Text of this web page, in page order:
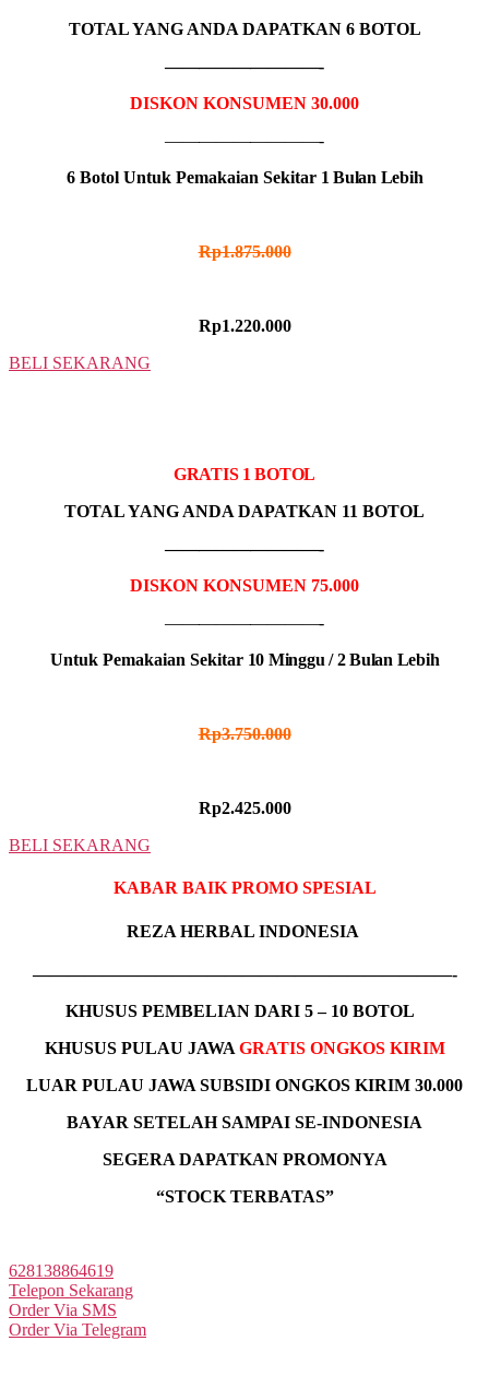
TOTAL YANG ANDA DAPATKAN 6 BOTOL
—————————-
DISKON KONSUMEN 30.000
—————————-
6 Botol Untuk Pemakaian Sekitar 1 Bulan Lebih
Rp1.875.000
Rp1.220.000
BELI SEKARANG
GRATIS 1 BOTOL
TOTAL YANG ANDA DAPATKAN 11 BOTOL
—————————-
DISKON KONSUMEN 75.000
—————————-
Untuk Pemakaian Sekitar 10 Minggu / 2 Bulan Lebih
Rp3.750.000
Rp2.425.000
BELI SEKARANG
KABAR BAIK PROMO SPESIAL
REZA HERBAL INDONESIA
————————————————————————-
KHUSUS PEMBELIAN DARI 5 – 10 BOTOL
KHUSUS PULAU JAWA GRATIS ONGKOS KIRIM
LUAR PULAU JAWA SUBSIDI ONGKOS KIRIM 30.000
BAYAR SETELAH SAMPAI SE-INDONESIA
SEGERA DAPATKAN PROMONYA
“STOCK TERBATAS”
628138864619
Telepon Sekarang
Order Via SMS
Order Via Telegram